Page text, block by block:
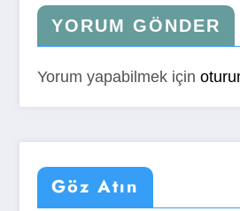
YORUM GÖNDER
Yorum yapabilmek için
Göz Atın